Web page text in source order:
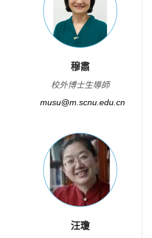
穆肅
校外博士生導師
musu@m.scnu.edu.cn
汪瓊